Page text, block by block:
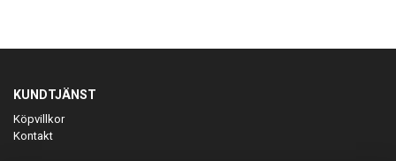
KUNDTJÄNST
Köpvillkor
Kontakt